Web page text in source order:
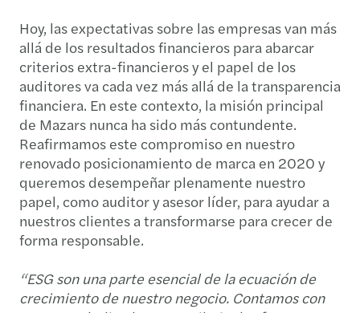
Hoy, las expectativas sobre las empresas van más
allá de los resultados financieros para abarcar
criterios extra-financieros y el papel de los
auditores va cada vez más allá de la transparencia
financiera. En este contexto, la misión principal
de Mazars nunca ha sido más contundente.
Reafirmamos este compromiso en nuestro
renovado posicionamiento de marca en 2020 y
queremos desempeñar plenamente nuestro
papel, como auditor y asesor líder, para ayudar a
nuestros clientes a transformarse para crecer de
forma responsable.
“ESG son una parte esencial de la ecuación de
crecimiento de nuestro negocio. Contamos con